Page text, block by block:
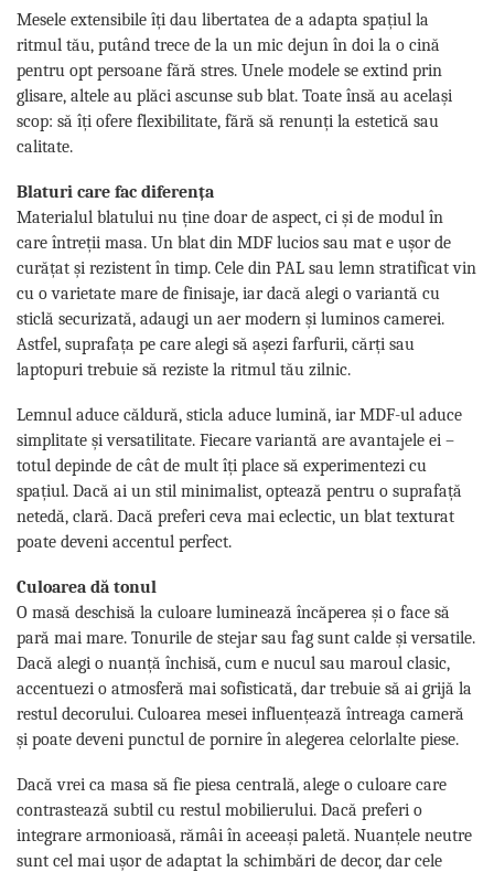
Mesele extensibile îți dau libertatea de a adapta spațiul la
ritmul tău, putând trece de la un mic dejun în doi la o cină
pentru opt persoane fără stres. Unele modele se extind prin
glisare, altele au plăci ascunse sub blat. Toate însă au același
scop: să îți ofere flexibilitate, fără să renunți la estetică sau
calitate.
Blaturi care fac diferența
Materialul blatului nu ține doar de aspect, ci și de modul în
care întreții masa. Un blat din MDF lucios sau mat e ușor de
curățat și rezistent în timp. Cele din PAL sau lemn stratificat vin
cu o varietate mare de finisaje, iar dacă alegi o variantă cu
sticlă securizată, adaugi un aer modern și luminos camerei.
Astfel, suprafața pe care alegi să așezi farfurii, cărți sau
laptopuri trebuie să reziste la ritmul tău zilnic.
Lemnul aduce căldură, sticla aduce lumină, iar MDF-ul aduce
simplitate și versatilitate. Fiecare variantă are avantajele ei –
totul depinde de cât de mult îți place să experimentezi cu
spațiul. Dacă ai un stil minimalist, optează pentru o suprafață
netedă, clară. Dacă preferi ceva mai eclectic, un blat texturat
poate deveni accentul perfect.
Culoarea dă tonul
O masă deschisă la culoare luminează încăperea și o face să
pară mai mare. Tonurile de stejar sau fag sunt calde și versatile.
Dacă alegi o nuanță închisă, cum e nucul sau maroul clasic,
accentuezi o atmosferă mai sofisticată, dar trebuie să ai grijă la
restul decorului. Culoarea mesei influențează întreaga cameră
și poate deveni punctul de pornire în alegerea celorlalte piese.
Dacă vrei ca masa să fie piesa centrală, alege o culoare care
contrastează subtil cu restul mobilierului. Dacă preferi o
integrare armonioasă, rămâi în aceeași paletă. Nuanțele neutre
sunt cel mai ușor de adaptat la schimbări de decor, dar cele